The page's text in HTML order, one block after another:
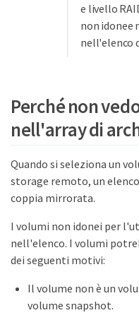
e livello
non idonee
nell'elenco
Perché non
nell'array di
Quando si seleziona un
storage remoto, un
coppia mirrorata.
I volumi non idonei per
nell'elenco. I volumi
dei seguenti motivi:
Il volume non è un
volume snapshot.